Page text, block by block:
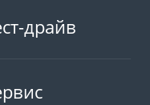
драйв